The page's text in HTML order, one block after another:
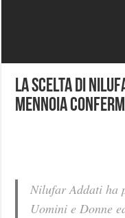
La scelta di
Mennoia
Nilufar Addati ha
Uomini e Donne